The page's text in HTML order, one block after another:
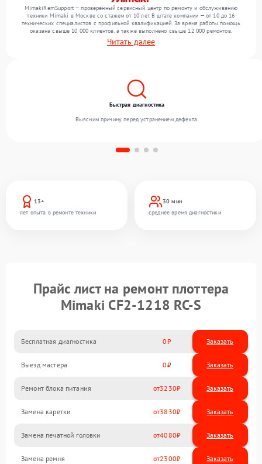
MimakiRemSupport — проверенный сервисный центр по ремонту и обслуживанию
техники Mimaki в Москве со стажем от 10 лет. В штате компании — от 10 до 16
технических специалистов с профильной квалификацией. За время работы помощь
оказана свыше 10 000 клиентов, а также выполнено свыше 12 000 ремонтов.
Ежемесячно в сервисный центр поступает более 300 обращений, включая , , . Мы
работаем с широким спектром неисправностей и поддерживаем высокий стандарт
Читать далее
13+
лет опыта в ремонте техники
30 мин
среднее время диагностики
Быстрая диагностика
Выясним причину перед устранением дефекта.
Прайс лист на ремонт плоттера
Mimaki CF2-1218 RC-S
Бесплатная диагностика 0 Заказать
Выезд мастера 0 Заказать
Ремонт блока питания 3230
Замена каретки 3830
Замена печатной головки 4080
Замена ремня 2300